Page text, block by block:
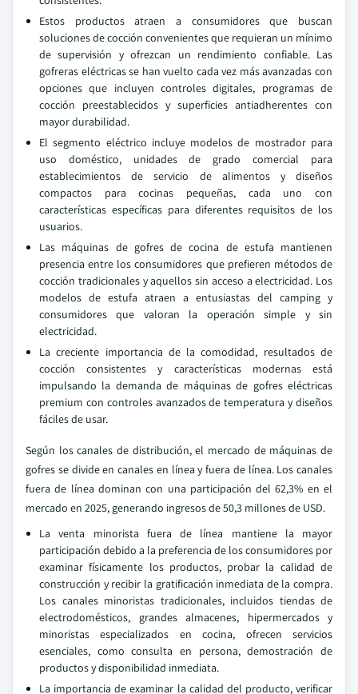
Estos productos atraen a consumidores que buscan
soluciones de cocción convenientes que requieran un mínimo
de supervisión y ofrezcan un rendimiento confiable. Las
gofreras eléctricas se han vuelto cada vez más avanzadas con
opciones que incluyen controles digitales, programas de
cocción preestablecidos y superficies antiadherentes con
mayor durabilidad.
El segmento eléctrico incluye modelos de mostrador para
uso doméstico, unidades de grado comercial para
establecimientos de servicio de alimentos y diseños
compactos para cocinas pequeñas, cada uno con
características específicas para diferentes requisitos de los
usuarios.
Las máquinas de gofres de cocina de estufa mantienen
presencia entre los consumidores que prefieren métodos de
cocción tradicionales y aquellos sin acceso a electricidad. Los
modelos de estufa atraen a entusiastas del camping y
consumidores que valoran la operación simple y sin
electricidad.
La creciente importancia de la comodidad, resultados de
cocción consistentes y características modernas está
impulsando la demanda de máquinas de gofres eléctricas
premium con controles avanzados de temperatura y diseños
fáciles de usar.
Según los canales de distribución, el mercado de máquinas de
gofres se divide en canales en línea y fuera de línea. Los canales
fuera de línea dominan con una participación del 62,3% en el
mercado en 2025, generando ingresos de 50,3 millones de USD.
La venta minorista fuera de línea mantiene la mayor
participación debido a la preferencia de los consumidores por
examinar físicamente los productos, probar la calidad de
construcción y recibir la gratificación inmediata de la compra.
Los canales minoristas tradicionales, incluidos tiendas de
electrodomésticos, grandes almacenes, hipermercados y
minoristas especializados en cocina, ofrecen servicios
esenciales, como consulta en persona, demostración de
productos y disponibilidad inmediata.
La importancia de examinar la calidad del producto, verificar